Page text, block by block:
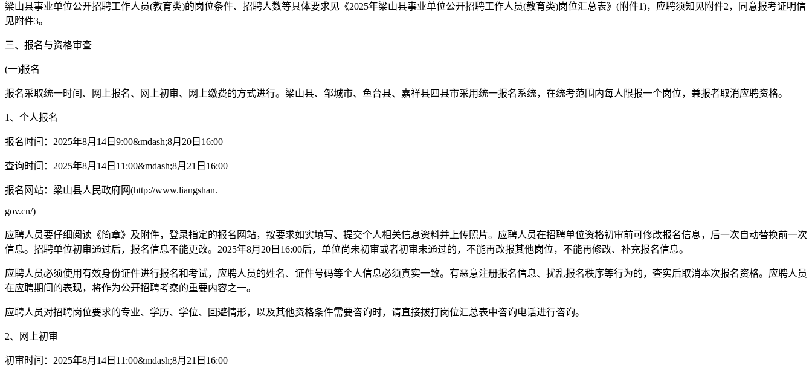
梁山县事业单位公开招聘工作人员(教育类)的岗位条件、招聘人数等具体要求见《2025年梁山县事业单位公开招聘工作人员(教育类)岗位汇总表》(附件1)，应聘须知见附件2，同意报考证明信
见附件3。
三、报名与资格审查
(一)报名
报名采取统一时间、网上报名、网上初审、网上缴费的方式进行。梁山县、邹城市、鱼台县、嘉祥县四县市采用统一报名系统，在统考范围内每人限报一个岗位，兼报者取消应聘资格。
1、个人报名
报名时间：2025年8月14日9:00&mdash;8月20日16:00
查询时间：2025年8月14日11:00&mdash;8月21日16:00
报名网站：梁山县人民政府网(http://www.liangshan.
gov.cn/)
应聘人员要仔细阅读《简章》及附件，登录指定的报名网站，按要求如实填写、提交个人相关信息资料并上传照片。应聘人员在招聘单位资格初审前可修改报名信息，后一次自动替换前一次
信息。招聘单位初审通过后，报名信息不能更改。2025年8月20日16:00后，单位尚未初审或者初审未通过的，不能再改报其他岗位，不能再修改、补充报名信息。
应聘人员必须使用有效身份证件进行报名和考试，应聘人员的姓名、证件号码等个人信息必须真实一致。有恶意注册报名信息、扰乱报名秩序等行为的，查实后取消本次报名资格。应聘人员
在应聘期间的表现，将作为公开招聘考察的重要内容之一。
应聘人员对招聘岗位要求的专业、学历、学位、回避情形，以及其他资格条件需要咨询时，请直接拨打岗位汇总表中咨询电话进行咨询。
2、网上初审
初审时间：2025年8月14日11:00&mdash;8月21日16:00